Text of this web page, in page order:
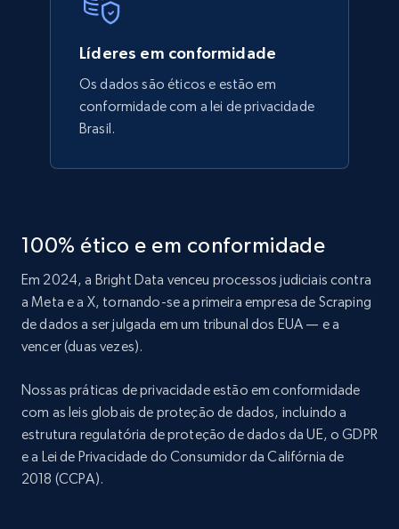
Líderes em conformidade
Os dados são éticos e estão em
conformidade com a lei de privacidade
Brasil.
100% ético e em conformidade
Em 2024, a Bright Data venceu processos judiciais contra
a Meta e a X, tornando-se a primeira empresa de Scraping
de dados a ser julgada em um tribunal dos EUA — e a
vencer (duas vezes).
Nossas práticas de privacidade estão em conformidade
com as leis globais de proteção de dados, incluindo a
estrutura regulatória de proteção de dados da UE, o GDPR
e a Lei de Privacidade do Consumidor da Califórnia de
2018 (CCPA).